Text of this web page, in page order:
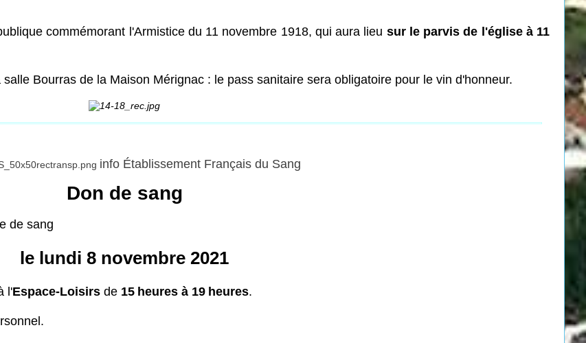
commémorant l'Armistice du 11 novembre 1918, qui aura lieu sur le parvis de l'église à 11
Bourras de la Maison Mérignac : le pass sanitaire sera obligatoire pour le vin d'honneur.
info Établissement Français du Sang
Don de sang
de sang
le lundi 8 novembre 2021
l'Espace-Loisirsde 15 heures à 19 heures.